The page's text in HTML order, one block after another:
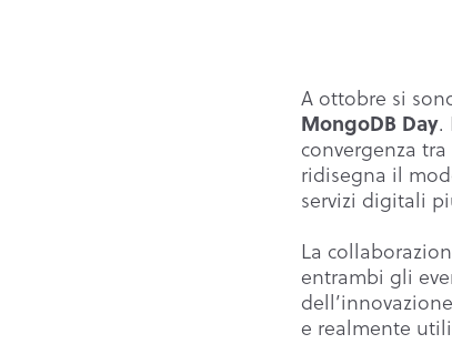
A ottobre si
MongoDB Day.
convergenza tra
ridisegna il
servizi digitali
La
entrambi gli
e realmente